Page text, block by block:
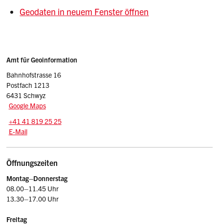
Geodaten in neuem Fenster öffnen
Sidebar
Adresse
Amt für Geoinformation
Bahnhofstrasse 16
Postfach 1213
6431 Schwyz
Google Maps
Tel.:
+41 41 819 25 25
E-Mail: geoportal
E-Mail
Öffnungszeiten
Montag–Donnerstag
08.00–11.45 Uhr
13.30–17.00 Uhr
Freitag